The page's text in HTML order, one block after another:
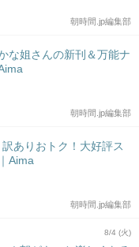
朝時間.jp編集部
な姐さんの新刊＆万能ナ
朝時間.jp編集部
訳ありおトク！大好評ス
Aima
朝時間.jp編集部
8/4 (火)